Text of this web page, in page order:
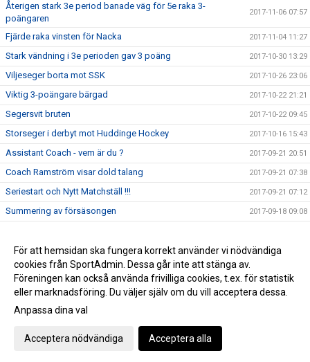
Återigen stark 3e period banade väg för 5e raka 3-
poängaren
2017-11-06 07:57
Fjärde raka vinsten för Nacka 2017-11-04 11:27
Stark vändning i 3e perioden gav 3 poäng 2017-10-30 13:29
Viljeseger borta mot SSK 2017-10-26 23:06
Viktig 3-poängare bärgad 2017-10-22 21:21
Segersvit bruten 2017-10-22 09:45
Storseger i derbyt mot Huddinge Hockey 2017-10-16 15:43
Assistant Coach - vem är du ? 2017-09-21 20:51
Coach Ramström visar dold talang 2017-09-21 07:38
Seriestart och Nytt Matchställ !!! 2017-09-21 07:12
Summering av försäsongen 2017-09-18 09:08
Första lagbilden 2017-18 2017-08-06 11:38
Nacka Hockey Elit Cup 2017 2017-06-09 07:00
Gå till Webbversion
För att hemsidan ska fungera korrekt använder vi nödvändiga
cookies från SportAdmin. Dessa går inte att stänga av.
Föreningen kan också använda frivilliga cookies, t.ex. för statistik
eller marknadsföring. Du väljer själv om du vill acceptera dessa.
Anpassa dina val
Acceptera nödvändiga Acceptera alla